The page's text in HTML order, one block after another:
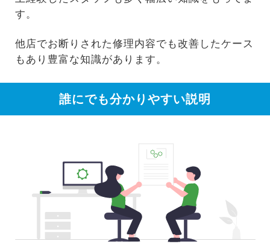
す。
他店でお断りされた修理内容でも改善したケース
もあり豊富な知識があります。
誰にでも分かりやすい説明